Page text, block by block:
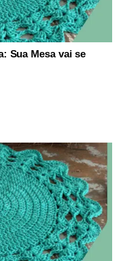
Sua Mesa vai se